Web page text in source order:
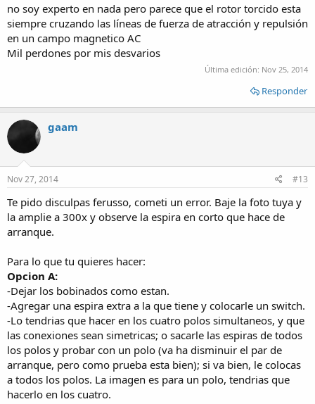
no soy experto en nada pero parece que el rotor torcido esta
siempre cruzando las líneas de fuerza de atracción y repulsión
en un campo magnetico AC
Mil perdones por mis desvarios
Última edición: Nov 25, 2014
Responder
gaam
Nov 27, 2014 #13
Te pido disculpas ferusso, cometi un error. Baje la foto tuya y
la amplie a 300x y observe la espira en corto que hace de
arranque.
Para lo que tu quieres hacer:
Opcion A:
-Dejar los bobinados como estan.
-Agregar una espira extra a la que tiene y colocarle un switch.
-Lo tendrias que hacer en los cuatro polos simultaneos, y que
las conexiones sean simetricas; o sacarle las espiras de todos
los polos y probar con un polo (va ha disminuir el par de
arranque, pero como prueba esta bien); si va bien, le colocas
a todos los polos. La imagen es para un polo, tendrias que
hacerlo en los cuatro.